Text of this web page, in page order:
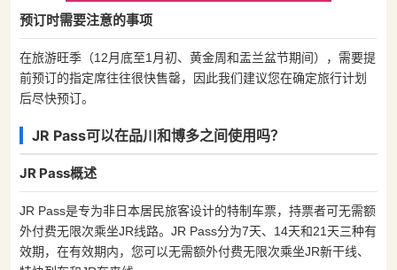
预订时需要注意的事项
在旅游旺季（12月底至1月初、黄金周和盂兰盆节期间），需要提
前预订的指定席往往很快售罄，因此我们建议您在确定旅行计划
后尽快预订。
JR Pass可以在品川和博多之间使用吗？
JR Pass概述
JR Pass是专为非日本居民旅客设计的特制车票，持票者可无需额
外付费无限次乘坐JR线路。JR Pass分为7天、14天和21天三种有
效期，在有效期内，您可以无需额外付费无限次乘坐JR新干线、